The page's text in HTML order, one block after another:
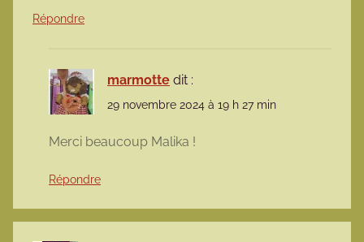
Répondre
marmotte dit :
29 novembre 2024 à 19 h 27 min
Merci beaucoup Malika !
Répondre